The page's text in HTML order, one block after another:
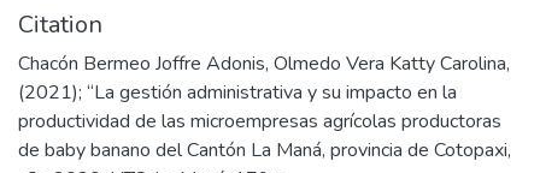
Citation
Chacón Bermeo Joffre Adonis, Olmedo Vera Katty Carolina,
(2021); “La gestión administrativa y su impacto en la
productividad de las microempresas agrícolas productoras
de baby banano del Cantón La Maná, provincia de Cotopaxi,